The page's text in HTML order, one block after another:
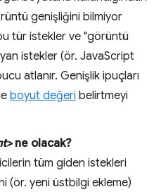
genişliğini bilmiyor
tür istekler ve "görüntü
istekler (ör. JavaScript
atlanır. Genişlik ipuçları
boyut değeri belirtmeyi
ne olacak?
tüm giden istekleri
(ör. yeni üstbilgi ekleme)